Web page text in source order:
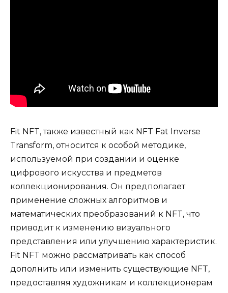
Fit NFT, также известный как NFT Fat Inverse
Transform, относится к особой методике,
используемой при создании и оценке
цифрового искусства и предметов
коллекционирования. Он предполагает
применение сложных алгоритмов и
математических преобразований к NFT, что
приводит к изменению визуального
представления или улучшению характеристик.
Fit NFT можно рассматривать как способ
дополнить или изменить существующие NFT,
предоставляя художникам и коллекционерам